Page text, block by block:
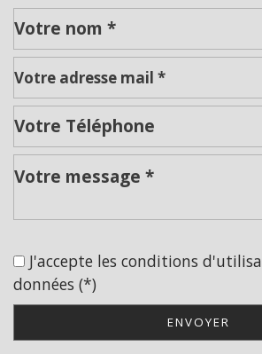
Nombre d'habitants
Propriétaires (vs. locataires)
Taxe foncière
J'accepte les conditions
données (*)
ENVOYER